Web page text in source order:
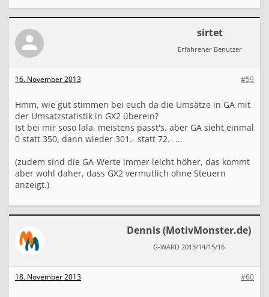
sirtet
Erfahrener Benutzer
#59
16. November 2013
Hmm, wie gut stimmen bei euch da die Umsätze in GA mit
der Umsatzstatistik in GX2 überein?
Ist bei mir soso lala, meistens passt's, aber GA sieht einmal
0 statt 350, dann wieder 301.- statt 72.- ...
(zudem sind die GA-Werte immer leicht höher, das kommt
aber wohl daher, dass GX2 vermutlich ohne Steuern
anzeigt.)
Dennis (MotivMonster.de)
G-WARD 2013/14/15/16
#60
18. November 2013